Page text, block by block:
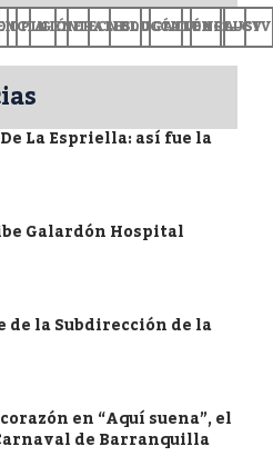
OPINIÓN
GENERALES
TECNOLOGÍA
EDUCACIÓN
CULTURA+CV
La Espriella: así fue la
Galardón Hospital
la Subdirección de la
en “Aquí suena”, el
de Barranquilla